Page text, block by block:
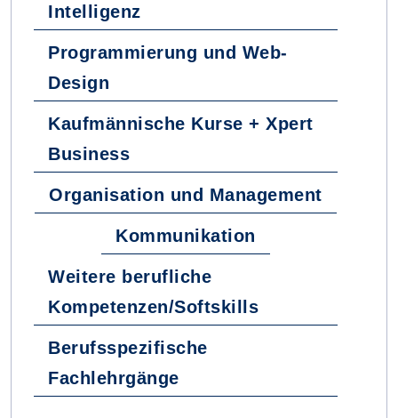
Intelligenz
Programmierung und Web-
Design
Kaufmännische Kurse + Xpert
Business
Organisation und Management
Kommunikation
Weitere berufliche
Kompetenzen/Softskills
Berufsspezifische
Fachlehrgänge